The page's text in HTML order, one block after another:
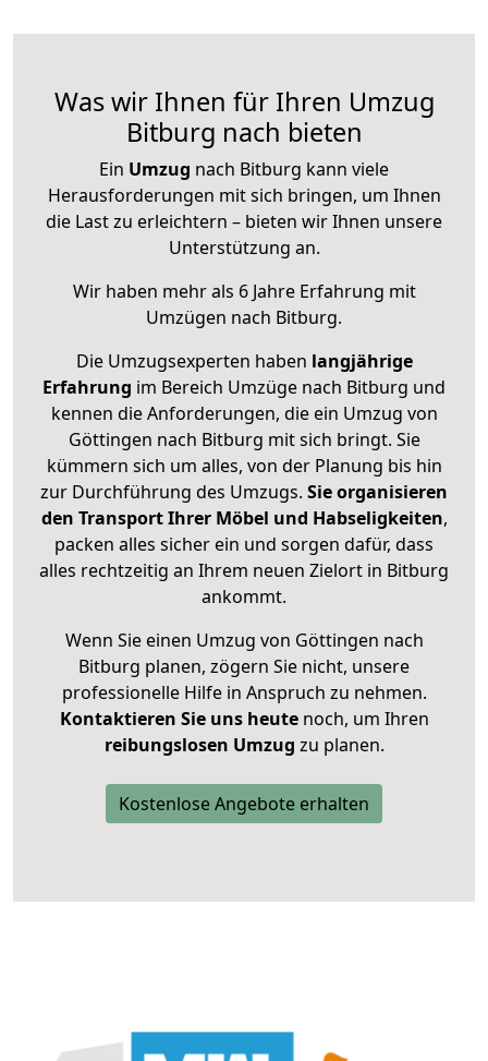
Was wir Ihnen für Ihren Umzug
Bitburg nach bieten
Ein Umzug nach Bitburg kann viele
Herausforderungen mit sich bringen, um Ihnen
die Last zu erleichtern – bieten wir Ihnen unsere
Unterstützung an.
Wir haben mehr als 6 Jahre Erfahrung mit
Umzügen nach Bitburg.
Die Umzugsexperten haben langjährige
Erfahrung im Bereich Umzüge nach Bitburg und
kennen die Anforderungen, die ein Umzug von
Göttingen nach Bitburg mit sich bringt. Sie
kümmern sich um alles, von der Planung bis hin
zur Durchführung des Umzugs. Sie organisieren
den Transport Ihrer Möbel und Habseligkeiten,
packen alles sicher ein und sorgen dafür, dass
alles rechtzeitig an Ihrem neuen Zielort in Bitburg
ankommt.
Wenn Sie einen Umzug von Göttingen nach
Bitburg planen, zögern Sie nicht, unsere
professionelle Hilfe in Anspruch zu nehmen.
Kontaktieren Sie uns heutenoch, um Ihren
reibungslosen Umzug zu planen.
Kostenlose Angebote erhalten